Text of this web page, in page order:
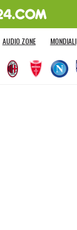
AUDIO ZONE MONDIALI